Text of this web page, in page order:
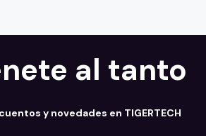
al tanto
y novedades en TIGERTECH